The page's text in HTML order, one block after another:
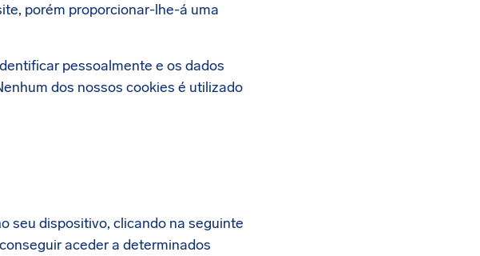
porém proporcionar-lhe-á uma
pessoalmente e os dados
dos nossos cookies é utilizado
seu dispositivo, clicando na seguinte
aceder a determinados